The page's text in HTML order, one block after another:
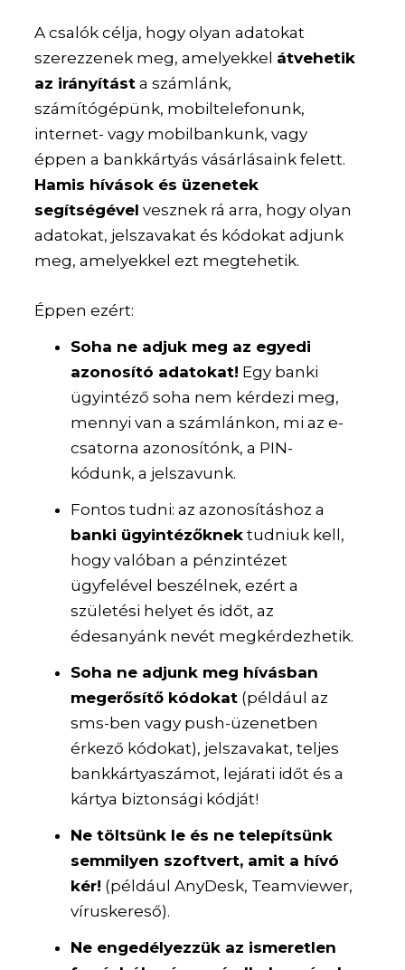
A csalók célja, hogy olyan adatokat
szerezzenek meg, amelyekkel átvehetik
az irányítást a számlánk,
számítógépünk, mobiltelefonunk,
internet- vagy mobilbankunk, vagy
éppen a bankkártyás vásárlásaink felett.
Hamis hívások és üzenetek
segítségével vesznek rá arra, hogy olyan
adatokat, jelszavakat és kódokat adjunk
meg, amelyekkel ezt megtehetik.
Éppen ezért:
Soha ne adjuk meg az egyedi
azonosító adatokat! Egy banki
ügyintéző soha nem kérdezi meg,
mennyi van a számlánkon, mi az e-
csatorna azonosítónk, a PIN-
kódunk, a jelszavunk.
Fontos tudni: az azonosításhoz a
banki ügyintézőknek tudniuk kell,
hogy valóban a pénzintézet
ügyfelével beszélnek, ezért a
születési helyet és időt, az
édesanyánk nevét megkérdezhetik.
Soha ne adjunk meg hívásban
megerősítő kódokat (például az
sms-ben vagy push-üzenetben
érkező kódokat), jelszavakat, teljes
bankkártyaszámot, lejárati időt és a
kártya biztonsági kódját!
Ne töltsünk le és ne telepítsünk
semmilyen szoftvert, amit a hívó
kér! (például AnyDesk, Teamviewer,
víruskereső).
Ne engedélyezzük az ismeretlen